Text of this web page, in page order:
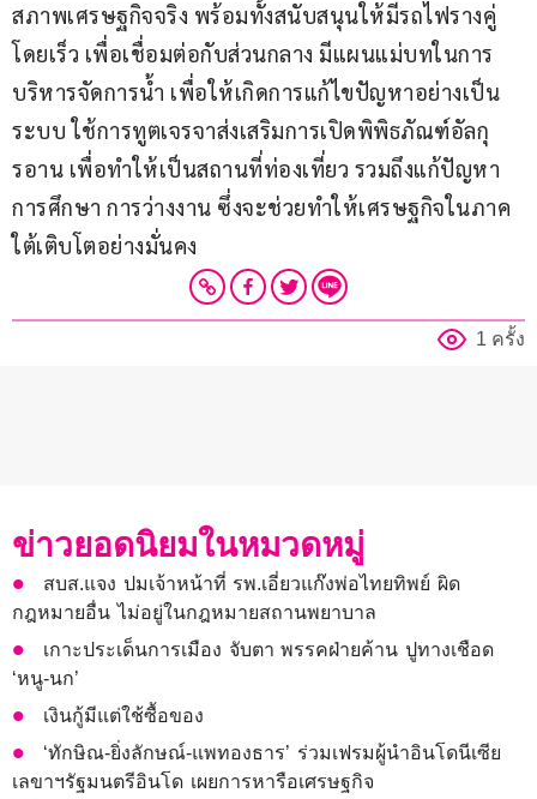
สภาพเศรษฐกิจจริง พร้อมทั้งสนับสนุนให้มีรถไฟรางคู่
โดยเร็ว เพื่อเชื่อมต่อกับส่วนกลาง มีแผนแม่บทในการ
บริหารจัดการน้ำ เพื่อให้เกิดการแก้ไขปัญหาอย่างเป็น
ระบบ ใช้การทูตเจรจาส่งเสริมการเปิดพิพิธภัณฑ์อัลกุ
รอาน เพื่อทำให้เป็นสถานที่ท่องเที่ยว รวมถึงแก้ปัญหา
การศึกษา การว่างงาน ซึ่งจะช่วยทำให้เศรษฐกิจในภาค
ใต้เติบโตอย่างมั่นคง
1 ครั้ง
ข่าวยอดนิยมในหมวดหมู่
สบส.แจง ปมเจ้าหน้าที่ รพ.เอี่ยวแก๊งพ่อไทยทิพย์ ผิด
กฎหมายอื่น ไม่อยู่ในกฎหมายสถานพยาบาล
เกาะประเด็นการเมือง จับตา พรรคฝ่ายค้าน ปูทางเชือด
‘หนู-นก’
เงินกู้มีแต่ใช้ซื้อของ
‘ทักษิณ-ยิ่งลักษณ์-แพทองธาร’ ร่วมเฟรมผู้นำอินโดนีเซีย
เลขาฯรัฐมนตรีอินโด เผยการหารือเศรษฐกิจ